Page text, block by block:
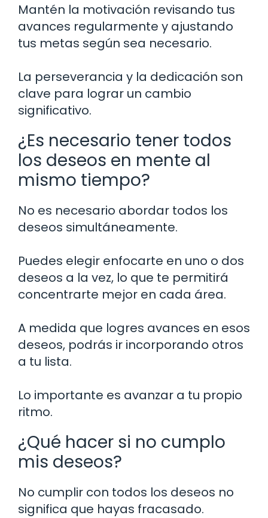
Mantén la motivación revisando tus
avances regularmente y ajustando
tus metas según sea necesario.
La perseverancia y la dedicación son
clave para lograr un cambio
significativo.
¿Es necesario tener todos
los deseos en mente al
mismo tiempo?
No es necesario abordar todos los
deseos simultáneamente.
Puedes elegir enfocarte en uno o dos
deseos a la vez, lo que te permitirá
concentrarte mejor en cada área.
A medida que logres avances en esos
deseos, podrás ir incorporando otros
a tu lista.
Lo importante es avanzar a tu propio
ritmo.
¿Qué hacer si no cumplo
mis deseos?
No cumplir con todos los deseos no
significa que hayas fracasado.